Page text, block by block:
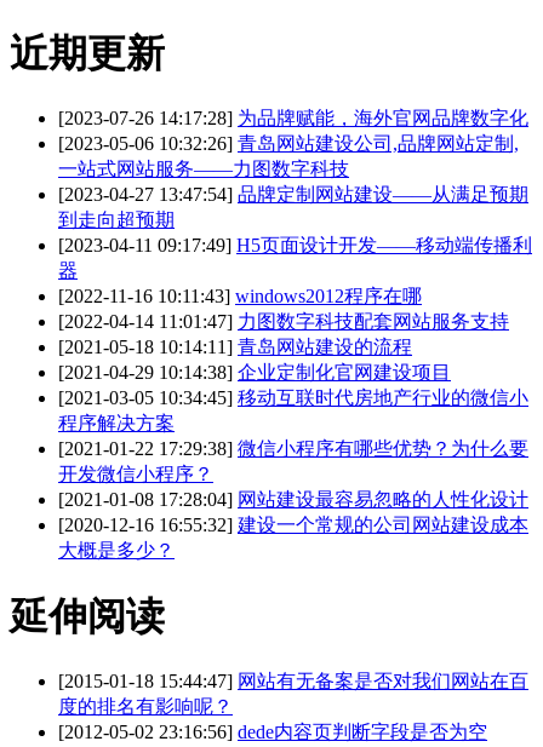
近期更新
[2023-07-26 14:17:28] 为品牌赋能，海外官网品牌数字化
[2023-05-06 10:32:26] 青岛网站建设公司,品牌网站定制,
一站式网站服务——力图数字科技
[2023-04-27 13:47:54] 品牌定制网站建设——从满足预期
到走向超预期
[2023-04-11 09:17:49] H5页面设计开发——移动端传播利
器
[2022-11-16 10:11:43] windows2012程序在哪
[2022-04-14 11:01:47] 力图数字科技配套网站服务支持
[2021-05-18 10:14:11] 青岛网站建设的流程
[2021-04-29 10:14:38] 企业定制化官网建设项目
[2021-03-05 10:34:45] 移动互联时代房地产行业的微信小
程序解决方案
[2021-01-22 17:29:38] 微信小程序有哪些优势？为什么要
开发微信小程序？
[2021-01-08 17:28:04] 网站建设最容易忽略的人性化设计
[2020-12-16 16:55:32] 建设一个常规的公司网站建设成本
大概是多少？
延伸阅读
[2015-01-18 15:44:47] 网站有无备案是否对我们网站在百
度的排名有影响呢？
[2012-05-02 23:16:56] dede内容页判断字段是否为空